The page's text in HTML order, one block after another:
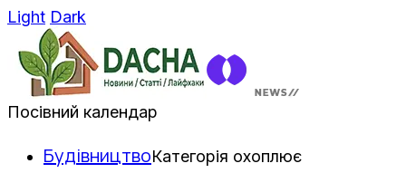
Light Dark
Посівний календар
БудівництвоКатегорія охоплює